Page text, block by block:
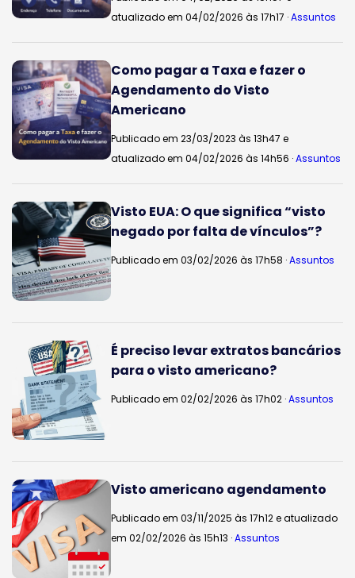
atualizado em 04/02/2026 às 17h17 ·Assuntos
Como pagar a Taxa e fazer o
Agendamento do Visto
Americano
Publicado em 23/03/2023 às 13h47 e
atualizado em 04/02/2026 às 14h56 ·Assuntos
Visto EUA: O que significa “visto
negado por falta de vínculos”?
Publicado em 03/02/2026 às 17h58 ·Assuntos
É preciso levar extratos bancários
para o visto americano?
Publicado em 02/02/2026 às 17h02 ·Assuntos
Visto americano agendamento
Publicado em 03/11/2025 às 17h12 e atualizado
em 02/02/2026 às 15h13 ·Assuntos